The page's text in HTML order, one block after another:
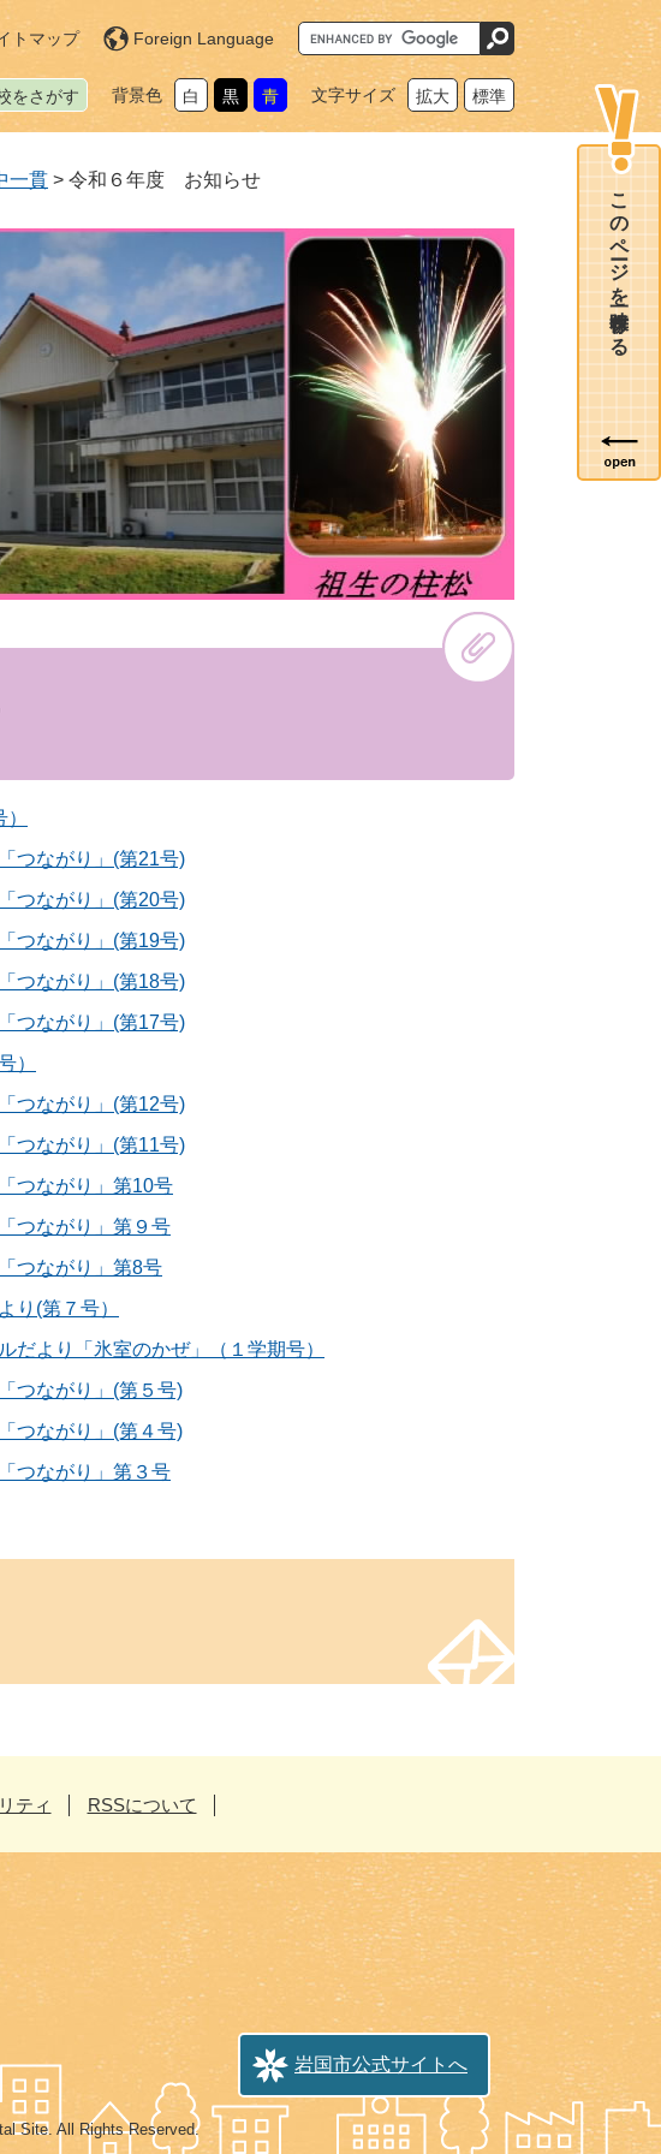
トマップ Foreign Language
G
o
o
カ
をさがす 背景色 白 黒 青 文字サイズ 拡大 標準
一貫 > 令和６年度 お知らせ
つながり」(第21号)
つながり」(第20号)
つながり」(第19号)
つながり」(第18号)
つながり」(第17号)
）
つながり」(第12号)
つながり」(第11号)
つながり」第10号
つながり」第９号
つながり」第8号
り(第７号）
だより「氷室のかぜ」（１学期号）
つながり」(第５号)
つながり」(第４号)
つながり」第３号
ティ RSSについて
岩国市公式サイトへ
Site. All Rights Reserved.
このページを一時保存する